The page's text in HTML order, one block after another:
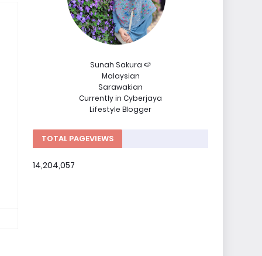
Sunah Sakura 🍉
Malaysian
Sarawakian
Currently in Cyberjaya
Lifestyle Blogger
TOTAL PAGEVIEWS
14,204,057